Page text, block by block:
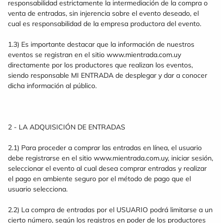
responsabilidad estrictamente la intermediación de la compra o
venta de entradas, sin injerencia sobre el evento deseado, el
cual es responsabilidad de la empresa productora del evento.
1.3) Es importante destacar que la información de nuestros
eventos se registran en el sitio www.mientrada.com.uy
directamente por los productores que realizan los eventos,
siendo responsable MI ENTRADA de desplegar y dar a conocer
dicha información al público.
2 - LA ADQUISICIÓN DE ENTRADAS
2.1) Para proceder a comprar las entradas en línea, el usuario
debe registrarse en el sitio www.mientrada.com.uy, iniciar sesión,
seleccionar el evento al cual desea comprar entradas y realizar
el pago en ambiente seguro por el método de pago que el
usuario selecciona.
2.2) La compra de entradas por el USUARIO podrá limitarse a un
cierto número, según los registros en poder de los productores